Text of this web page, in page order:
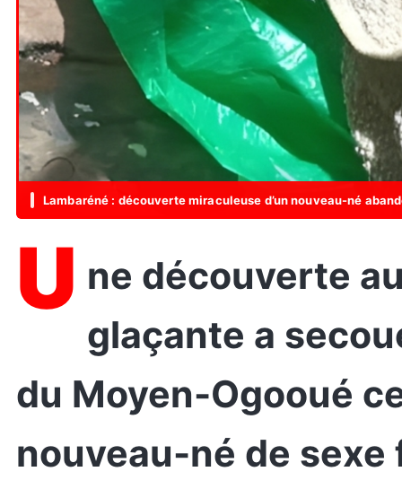
Lambaréné : découverte miraculeuse d’un nouveau-né
U ne découverte aussi poignante que
glaçante a
du Moyen-Ogooué
nouveau-né de